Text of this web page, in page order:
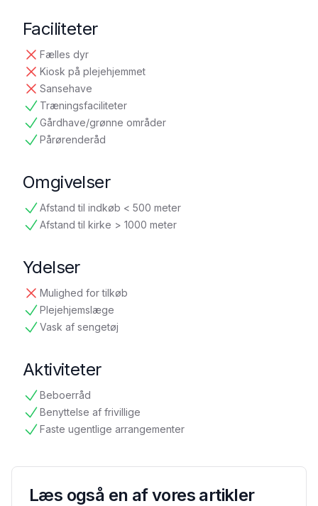
Faciliteter
Fælles dyr
ikke tilgængelig
Kiosk på plejehjemmet
ikke tilgængelig
Sansehave
ikke tilgængelig
Træningsfaciliteter
tilgængelig
Gårdhave/grønne områder
tilgængelig
Pårørenderåd
tilgængelig
Omgivelser
Afstand til indkøb < 500 meter
tilgængelig
Afstand til kirke > 1000 meter
tilgængelig
Ydelser
Mulighed for tilkøb
ikke tilgængelig
Plejehjemslæge
tilgængelig
Vask af sengetøj
tilgængelig
Aktiviteter
Beboerråd
tilgængelig
Benyttelse af frivillige
tilgængelig
Faste ugentlige arrangementer
tilgængelig
Læs også en af vores artikler